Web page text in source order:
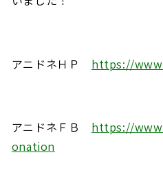
アニドネＨＰ https://
アニドネＦＢ https://
onation